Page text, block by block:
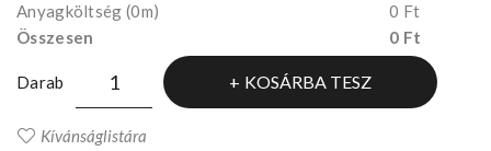
Anyagköltség (0m)
0 Ft
Összesen
0 Ft
Darab KOSÁRBA TESZ
Kívánságlistára